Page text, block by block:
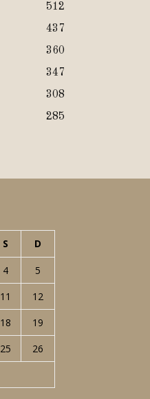
512
437
360
347
308
285
S D
4
5
11
12
18
19
25
26